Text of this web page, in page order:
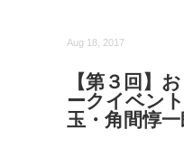
Aug 18, 2017
【第３回】
ークイベン
玉・角間惇